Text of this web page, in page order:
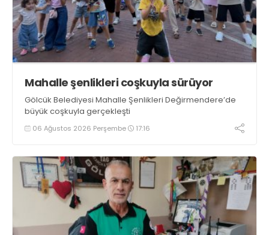
Mahalle şenlikleri coşkuyla sürüyor
Gölcük Belediyesi Mahalle Şenlikleri Değirmendere’de
büyük coşkuyla gerçekleşti
06 Ağustos 2026 Perşembe 17:16